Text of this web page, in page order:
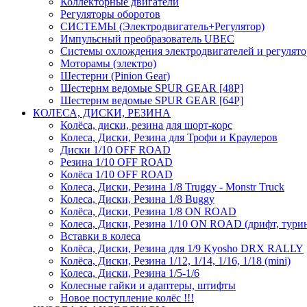
Регуляторы оборотов
СИСТЕМЫ (Электродвигатель+Регулятор)
Импульсный преобразователь UBEC
Системы охлождения электродвигателей и
Моторамы (электро)
Шестерни (Pinion Gear)
Шестернм ведомые SPUR GEAR [48P]
Шестернм ведомые SPUR GEAR [64P]
КОЛЕСА, ДИСКИ, РЕЗИНА
Колёса, диски, резина для шорт-корс
Колеса, Диски, Резина для Трофи и Краулеров
Диски 1/10 OFF ROAD
Резина 1/10 OFF ROAD
Колёса 1/10 OFF ROAD
Колеса, Диски, Резина 1/8 Truggy - Monstr Truck
Колеса, Диски, Резина 1/8 Buggy
Колёса, Диски, Резина 1/8 ON ROAD
Колеса, Диски, Резина 1/10 ON ROAD (дрифт,
Вставки в колеса
Колёса, Диски, Резина для 1/9 Kyosho DRX RALLY
Колёса, Диски, Резина 1/12, 1/14, 1/16, 1/18 (mini)
Колеса, Диски, Резина 1/5-1/6
Колесные гайки и адаптеры, штифты
Новое поступление колёс !!!